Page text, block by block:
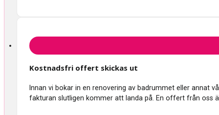
Kostnadsfri offert skickas ut
Innan vi bokar in en renovering av badrummet eller annat
fakturan slutligen kommer att landa på. En offert från oss